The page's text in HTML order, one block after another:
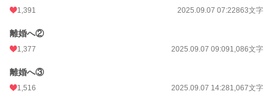
1,391 2025.09.07 07:22863文字
離婚へ②
1,377 2025.09.07 09:091,086文字
離婚へ③
1,516 2025.09.07 14:281,067文字